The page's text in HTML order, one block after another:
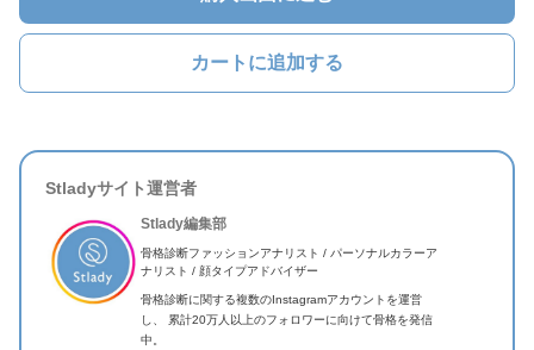
カートに追加する
Stladyサイト運営者
Stlady編集部
骨格診断ファッションアナリスト / パーソナルカラーア
ナリスト / 顔タイプアドバイザー
骨格診断に関する複数のInstagramアカウントを運営
し、 累計20万人以上のフォロワーに向けて骨格を発信
中。